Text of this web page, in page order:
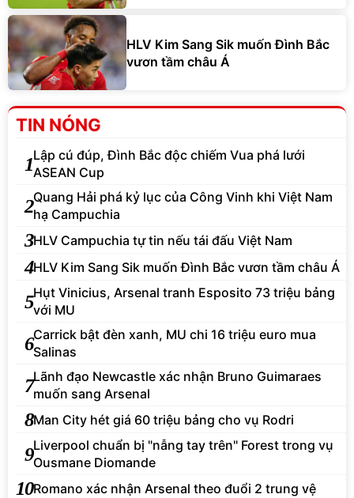
HLV Kim Sang Sik muốn Đình Bắc
vươn tầm châu Á
TIN NÓNG
1Lập cú đúp, Đình Bắc độc chiếm Vua phá lưới
ASEAN Cup
2Quang Hải phá kỷ lục của Công Vinh khi Việt Nam
hạ Campuchia
3HLV Campuchia tự tin nếu tái đấu Việt Nam
4HLV Kim Sang Sik muốn Đình Bắc vươn tầm châu Á
5Hụt Vinicius, Arsenal tranh Esposito 73 triệu bảng
với MU
6Carrick bật đèn xanh, MU chi 16 triệu euro mua
Salinas
7Lãnh đạo Newcastle xác nhận Bruno Guimaraes
muốn sang Arsenal
8Man City hét giá 60 triệu bảng cho vụ Rodri
9Liverpool chuẩn bị "nẫng tay trên" Forest trong vụ
Ousmane Diomande
10Romano xác nhận Arsenal theo đuổi 2 trung vệ